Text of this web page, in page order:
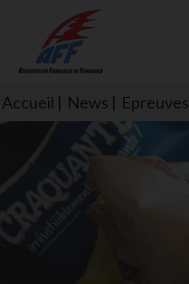
Accueil News Epreuves